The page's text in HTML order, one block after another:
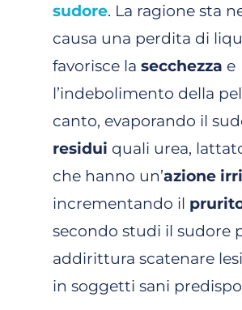
sudore. La ragione sta
causa una perdita di
favorisce la secchezza e
l’indebolimento della
canto, evaporando il
residui quali urea,
che hanno un’azione
incrementando il
secondo studi il sudore
addirittura scatenare
in soggetti sani